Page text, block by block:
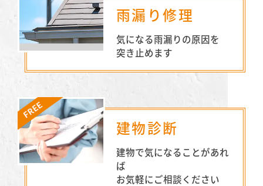
雨漏り修理
気になる雨漏りの原因を
突き止めます
建物診断
建物で気になることがあれ
ば
お気軽にご相談ください